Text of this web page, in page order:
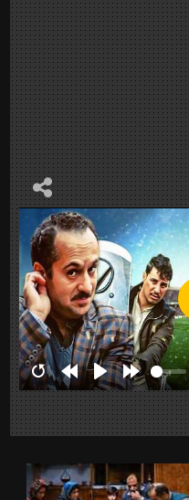
RestartRewind
10s
Play Forward
10s